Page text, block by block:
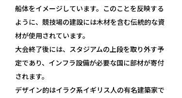
船体をイメージしています。このことを反映する
ように、競技場の建設には木材を含む伝統的な資
材が使用されています。
大会終了後には、スタジアムの上段を取り外す予
定であり、インフラ設備が必要な国に部材が寄付
されます。
デザイン的はイラク系イギリス人の有名建築家で